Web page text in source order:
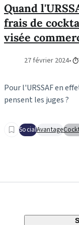
Quand
frais de
visée
27 février 2024
Pour l'URSSAF en
pensent les juges ?
SocialAvantage